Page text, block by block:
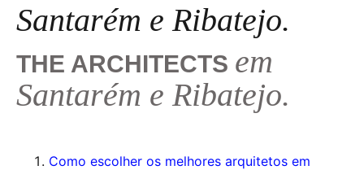
Santarém e Ribatejo.
THE ARCHITECTS em
Santarém e Ribatejo.
Como escolher os melhores arquitetos em